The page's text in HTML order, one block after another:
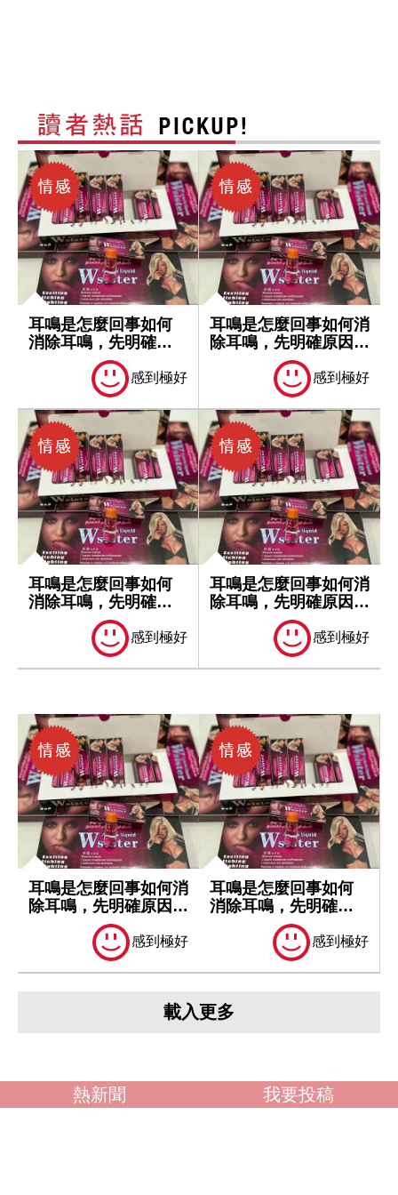
耳鳴是怎麼回事如何
消除耳鳴，先明確原
感到極好
耳鳴是怎麼回事如何消
除耳鳴，先明確原因再
感到極好
耳鳴是怎麼回事如何
消除耳鳴，先明確原
感到極好
耳鳴是怎麼回事如何消
除耳鳴，先明確原因再
感到極好
耳鳴是怎麼回事如何消
除耳鳴，先明確原因再
感到極好
耳鳴是怎麼回事如何
消除耳鳴，先明確原
感到極好
載入更多
熱新聞 我要投稿